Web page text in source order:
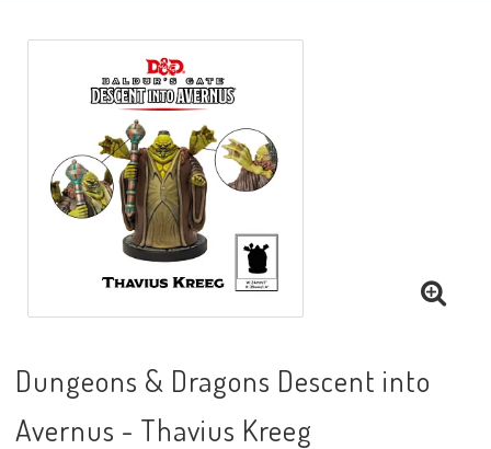
Dungeons & Dragons Descent into
Avernus - Thavius Kreeg